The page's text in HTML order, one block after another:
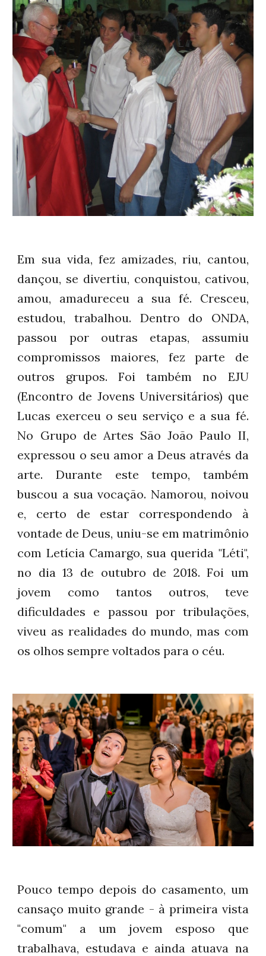
Em sua vida, fez amizades, riu, cantou,
dançou, se divertiu, conquistou, cativou,
amou, amadureceu a sua fé. Cresceu,
estudou, trabalhou. Dentro do ONDA,
passou por outras etapas, assumiu
compromissos maiores, fez parte de
outros grupos. Foi também no EJU
(Encontro de Jovens Universitários) que
Lucas exerceu o seu serviço e a sua fé.
No Grupo de Artes São João Paulo II,
expressou o seu amor a Deus através da
arte. Durante este tempo, também
buscou a sua vocação. Namorou, noivou
e, certo de estar correspondendo à
vontade de Deus, uniu-se em matrimônio
com Letícia Camargo, sua querida "Léti",
no dia 13 de outubro de 2018.Foi um
jovem como tantos outros, teve
dificuldades e passou por tribulações,
viveu as realidades do mundo, mas com
os olhos sempre voltados para o céu.
Pouco tempo depois do casamento, um
cansaço muito grande - à primeira vista
"comum" a um jovem esposo que
trabalhava, estudava e ainda atuava na